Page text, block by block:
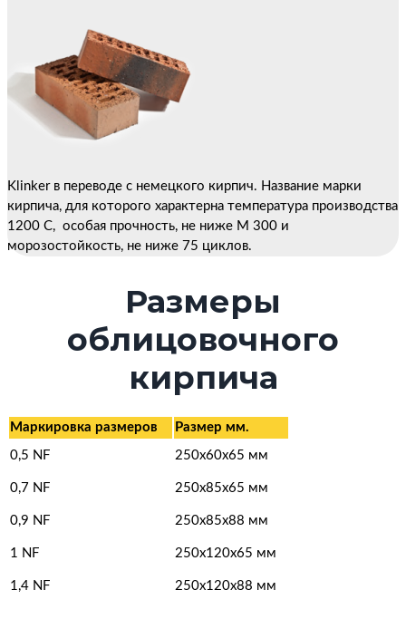
Klinker в переводе с немецкого кирпич. Название марки
кирпича, для которого характерна температура производства
1200 С, особая прочность, не ниже М 300 и
морозостойкость, не ниже 75 циклов.
Размеры
облицовочного
кирпича
Маркировка размеров Размер мм.
0,5 NF 250х60х65 мм
0,7 NF 250х85х65 мм
0,9 NF 250x85x88 мм
1 NF 250х120х65 мм
1,4 NF 250х120х88 мм